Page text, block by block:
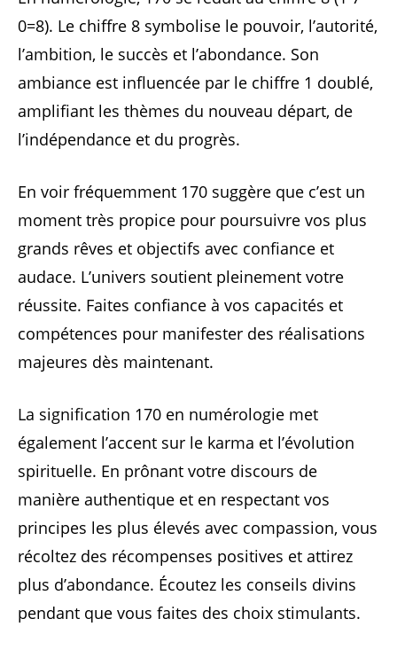
0=8). Le chiffre 8 symbolise le pouvoir, l’autorité,
l’ambition, le succès et l’abondance. Son
ambiance est influencée par le chiffre 1 doublé,
amplifiant les thèmes du nouveau départ, de
l’indépendance et du progrès.
En voir fréquemment 170 suggère que c’est un
moment très propice pour poursuivre vos plus
grands rêves et objectifs avec confiance et
audace. L’univers soutient pleinement votre
réussite. Faites confiance à vos capacités et
compétences pour manifester des réalisations
majeures dès maintenant.
La signification 170 en numérologie met
également l’accent sur le karma et l’évolution
spirituelle. En prônant votre discours de
manière authentique et en respectant vos
principes les plus élevés avec compassion, vous
récoltez des récompenses positives et attirez
plus d’abondance. Écoutez les conseils divins
pendant que vous faites des choix stimulants.